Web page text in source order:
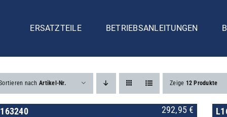
ERSATZTEILE BETRIEBSANLEITUNGEN
nachArtikel-Nr. Zeige 12 Produkte
292,95 €